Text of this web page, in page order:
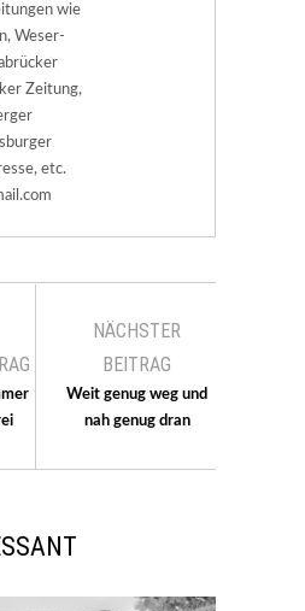
wie
Weser-
Zeitung,
etc.
NÄCHSTER
BEITRAG
Weit genug weg und
nah genug dran